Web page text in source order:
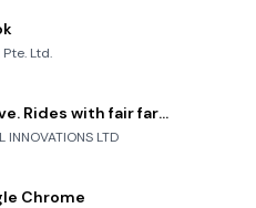
Pte. Ltd.
inDrive. Rides with fair fares
INNOVATIONS LTD
Chrome